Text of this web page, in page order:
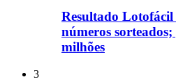
Resultado Lotofácil
números
milhões
3